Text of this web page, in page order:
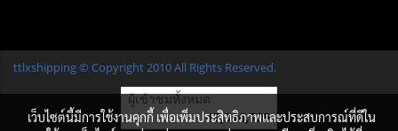
ttlxshipping © Copyright 2010 All Rights Reserved.
ผู้เข้าชมทั้งหมด
17,316,785
เว็บไซต์นี้มีการใช้งานคุกกี้ เพื่อเพิ่มประสิทธิภาพและประสบการณ์ที่ดีใน